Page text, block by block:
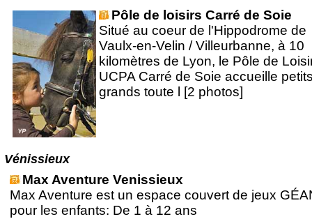
Pôle de loisirs Carré de Soie
Situé au coeur de l'Hippodrome de
Vaulx-en-Velin / Villeurbanne, à 10
kilomètres de Lyon, le Pôle de
UCPA Carré de Soie accueille
grands toute l [2 photos]
Vénissieux
Max Aventure Venissieux
Max Aventure est un espace couvert de jeux
pour les enfants: De 1 à 12 ans